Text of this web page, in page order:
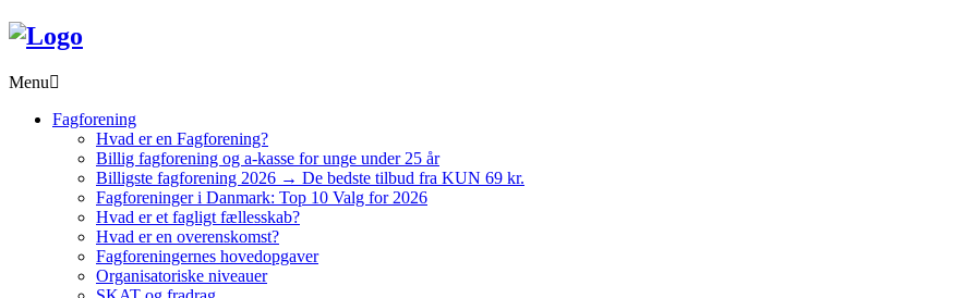
Menu
Fagforening
Hvad er en Fagforening?
Billig fagforening og a-kasse for unge under 25 år
Billigste fagforening 2026 → De bedste tilbud fra KUN 69 kr.
Fagforeninger i Danmark: Top 10 Valg for 2026
Hvad er et fagligt fællesskab?
Hvad er en overenskomst?
Fagforeningernes hovedopgaver
Organisatoriske niveauer